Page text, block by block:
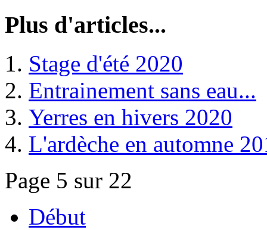
Plus d'articles...
Stage d'été 2020
Entrainement sans eau...
Yerres en hivers 2020
L'ardèche en automne
Page 5 sur 22
Début